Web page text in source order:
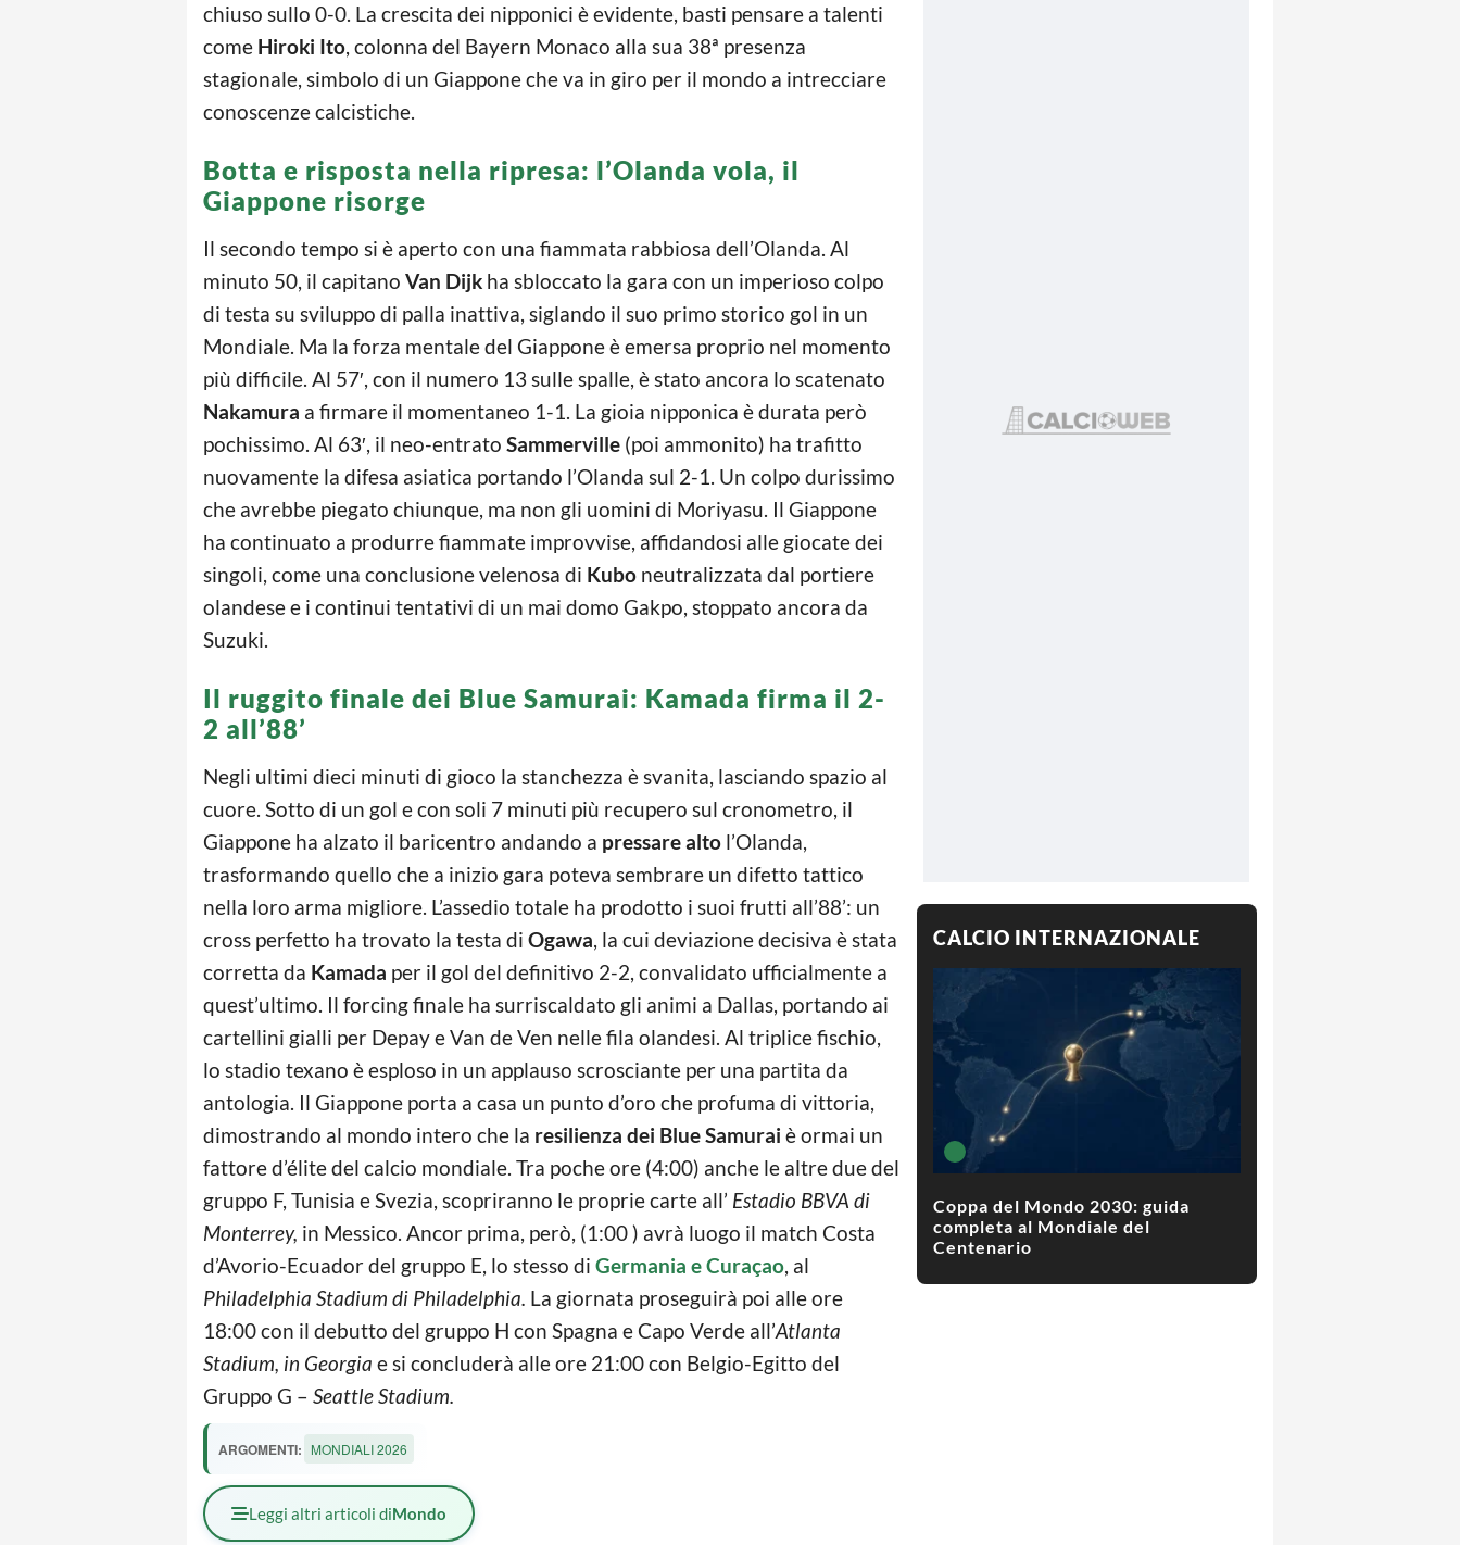
chiuso sullo 0-0. La crescita dei nipponici è evidente, basti pensare a talenti
come Hiroki Ito, colonna del Bayern Monaco alla sua 38ª presenza
stagionale, simbolo di un Giappone che va in giro per il mondo a intrecciare
conoscenze calcistiche.
Botta e risposta nella ripresa: l’Olanda vola, il
Giappone risorge
Il secondo tempo si è aperto con una fiammata rabbiosa dell’Olanda. Al
minuto 50, il capitano Van Dijk ha sbloccato la gara con un imperioso colpo
di testa su sviluppo di palla inattiva, siglando il suo primo storico gol in un
Mondiale. Ma la forza mentale del Giappone è emersa proprio nel momento
più difficile. Al 57′, con il numero 13 sulle spalle, è stato ancora lo scatenato
Nakamura a firmare il momentaneo 1-1. La gioia nipponica è durata però
pochissimo. Al 63′, il neo-entrato Sammerville (poi ammonito) ha trafitto
nuovamente la difesa asiatica portando l’Olanda sul 2-1. Un colpo durissimo
che avrebbe piegato chiunque, ma non gli uomini di Moriyasu. Il Giappone
ha continuato a produrre fiammate improvvise, affidandosi alle giocate dei
singoli, come una conclusione velenosa di Kubo neutralizzata dal portiere
olandese e i continui tentativi di un mai domo Gakpo, stoppato ancora da
Suzuki.
Il ruggito finale dei Blue Samurai: Kamada firma il 2-
2 all’88’
Negli ultimi dieci minuti di gioco la stanchezza è svanita, lasciando spazio al
cuore. Sotto di un gol e con soli 7 minuti più recupero sul cronometro, il
Giappone ha alzato il baricentro andando a pressare alto l’Olanda,
trasformando quello che a inizio gara poteva sembrare un difetto tattico
nella loro arma migliore. L’assedio totale ha prodotto i suoi frutti all’88’: un
cross perfetto ha trovato la testa di Ogawa, la cui deviazione decisiva è stata
corretta da Kamada per il gol del definitivo 2-2, convalidato ufficialmente a
quest’ultimo. Il forcing finale ha surriscaldato gli animi a Dallas, portando ai
cartellini gialli per Depay e Van de Ven nelle fila olandesi. Al triplice fischio,
lo stadio texano è esploso in un applauso scrosciante per una partita da
antologia. Il Giappone porta a casa un punto d’oro che profuma di vittoria,
dimostrando al mondo intero che la resilienza dei Blue Samurai è ormai un
fattore d’élite del calcio mondiale. Tra poche ore (4:00) anche le altre due del
gruppo F, Tunisia e Svezia, scopriranno le proprie carte all’ Estadio BBVA di
Monterrey, in Messico. Ancor prima, però, (1:00 ) avrà luogo il match Costa
d’Avorio-Ecuador del gruppo E, lo stesso di Germania e Curaçao, al
Philadelphia Stadium di Philadelphia. La giornata proseguirà poi alle ore
18:00 con il debutto del gruppo H con Spagna e Capo Verde all’Atlanta
Stadium, in Georgia e si concluderà alle ore 21:00 con Belgio-Egitto del
Gruppo G – Seattle Stadium.
ARGOMENTI: MONDIALI 2026
Leggi altri articoli diMondo
CALCIO INTERNAZIONALE
Coppa del Mondo 2030: guida
completa al Mondiale del
Centenario